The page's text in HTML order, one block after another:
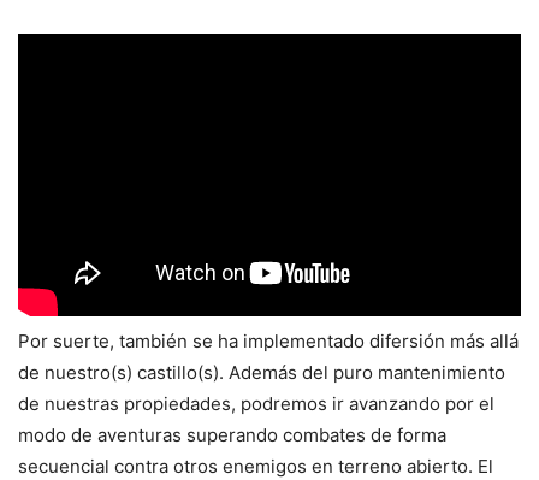
Por suerte, también se ha implementado difersión más allá
de nuestro(s) castillo(s). Además del puro mantenimiento
de nuestras propiedades, podremos ir avanzando por el
modo de aventuras superando combates de forma
secuencial contra otros enemigos en terreno abierto. El